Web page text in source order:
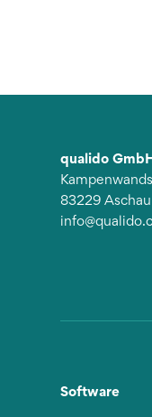
qualido GmbH
83229
Software